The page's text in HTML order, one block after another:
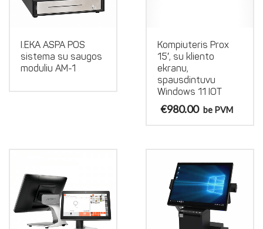
I.EKA ASPA POS
sistema su saugos
moduliu AM-1
Kompiuteris Prox
15′, su kliento
ekranu,
spausdintuvu
Windows 11 IOT
€980.00 be PVM